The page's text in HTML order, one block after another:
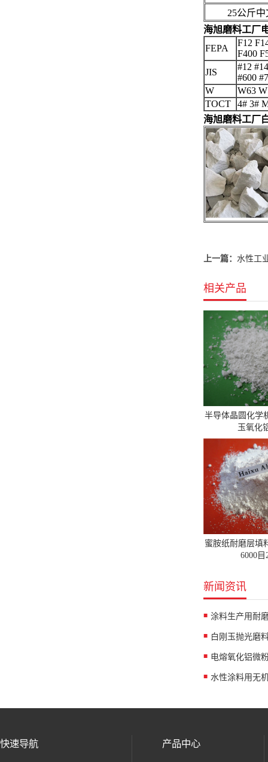
25公斤中
海旭磨料工厂
FEPA
F12
F400
JIS
#12
#600
W
W63
TOCT
4# 3#
海旭磨料工厂
上一篇： 水性工
相关产品
半导体晶圆化学
玉氧化
蜜胺纸耐磨层填
6000目
新闻资讯
涂料生产用耐
白刚玉抛光磨
水性涂料用无
快速导航 产品中心